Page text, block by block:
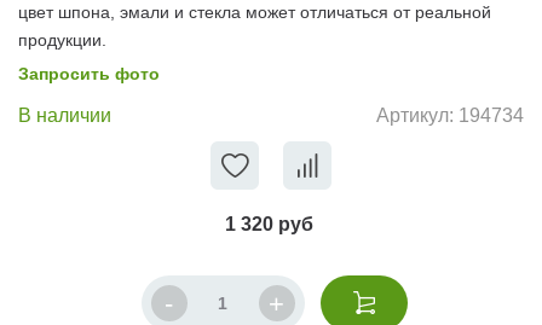
цвет шпона, эмали и стекла может отличаться от реальной
продукции.
Запросить фото
В наличии Артикул: 194734
1 320 руб